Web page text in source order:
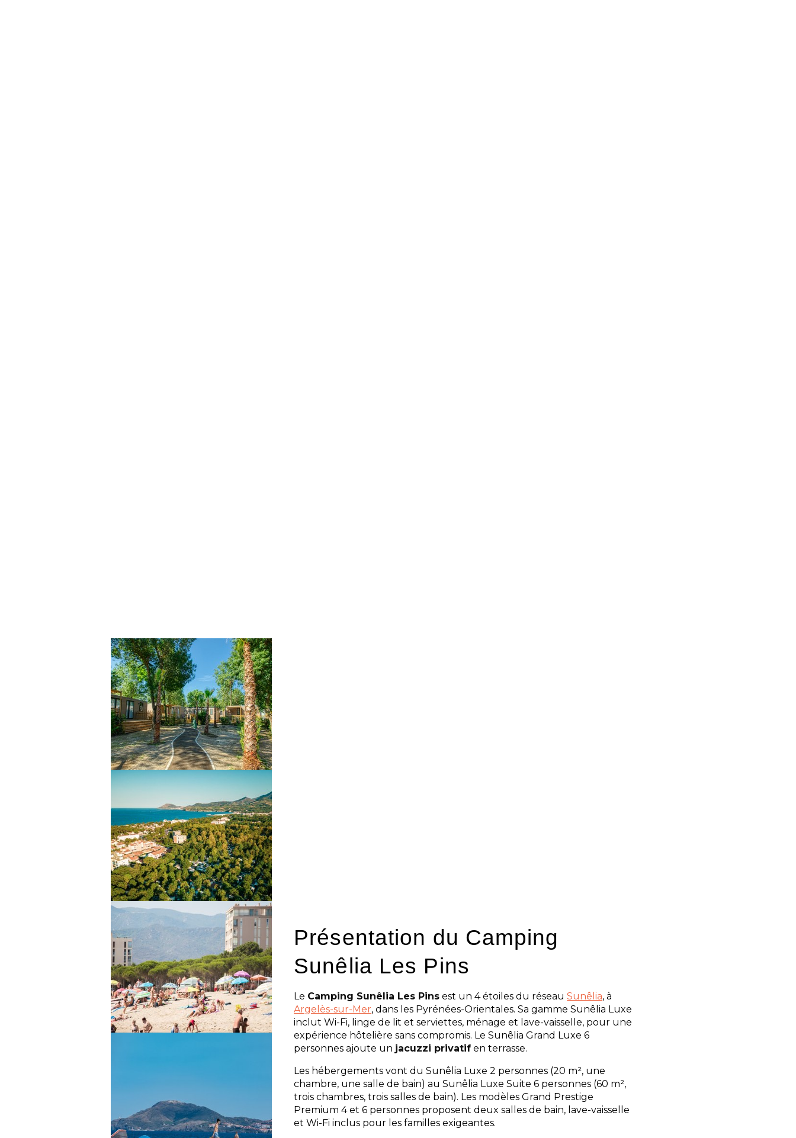
Présentation du Camping
Sunêlia Les Pins
Le Camping Sunêlia Les Pins est un 4 étoiles du réseauSunêlia, à
Argelès-sur-Mer, dans les Pyrénées-Orientales. Sa gamme Sunêlia Luxe
inclut Wi-Fi, linge de lit et serviettes, ménage et lave-vaisselle, pour une
expérience hôtelière sans compromis. Le Sunêlia Grand Luxe 6
personnes ajoute un jacuzzi privatif en terrasse.
Les hébergements vont du Sunêlia Luxe 2 personnes (20 m², une
chambre, une salle de bain) au Sunêlia Luxe Suite 6 personnes (60 m²,
trois chambres, trois salles de bain). Les modèles Grand Prestige
Premium 4 et 6 personnes proposent deux salles de bain, lave-vaisselle
et Wi-Fi inclus pour les familles exigeantes.